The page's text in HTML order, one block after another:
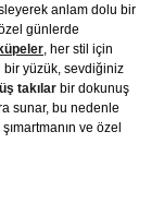
anlam dolu bir
günlerde
, her stil için
bir yüzük, sevdiğiniz
takılar bir dokunuş
sunar, bu nedenle
ve özel